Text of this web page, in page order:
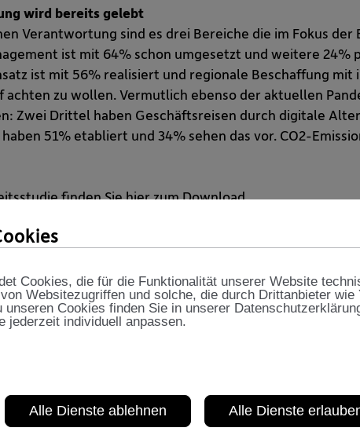
wird bereits gelebt
Verantwortung sind es drei Bereiche die im Fokus der
ist mit 64% schon umgesetzt und weitere 24%
ist mit 56% realisiert und regionale Beschaffung mit
achten zu wollen. Vermutlich ebenso der aktuellen
Zwei Drittel haben Geschäftsreisen durch digitale
51% etabliert und 34% sehen das vor. CO2-
finden Siehier zum Download.
Cookies, die für die Funktionalität unserer Website
Websitezugriffen und solche, die durch Drittanbieter wie
unseren Cookies finden Sie in unserer
jederzeit individuell anpassen.
Alle Dienste ablehnen Alle Dienste